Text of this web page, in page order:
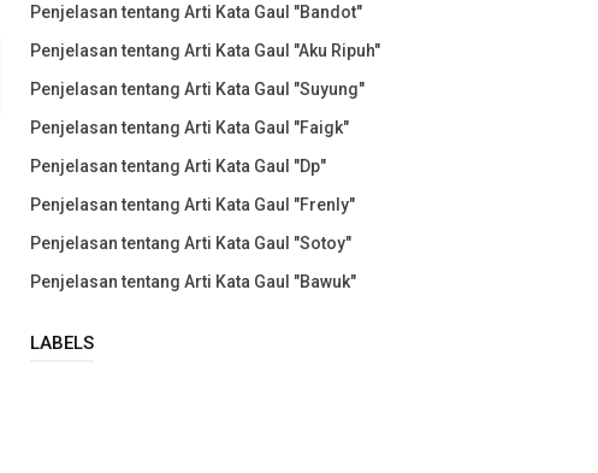
Penjelasan tentang Arti Kata Gaul "Bandot"
Penjelasan tentang Arti Kata Gaul "Aku Ripuh"
Penjelasan tentang Arti Kata Gaul "Suyung"
Penjelasan tentang Arti Kata Gaul "Faigk"
Penjelasan tentang Arti Kata Gaul "Dp"
Penjelasan tentang Arti Kata Gaul "Frenly"
Penjelasan tentang Arti Kata Gaul "Sotoy"
Penjelasan tentang Arti Kata Gaul "Bawuk"
LABELS